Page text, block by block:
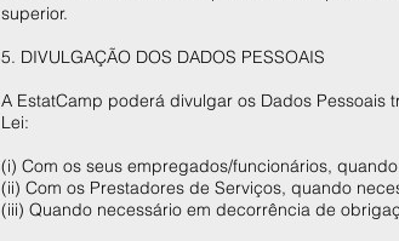
superior.
5. DIVULGAÇÃO DOS DADOS PESSOAIS
A EstatCamp poderá divulgar os Dados Pessoais
Lei:
(i) Com os seus empregados/funcionários,
(ii) Com os Prestadores de Serviços, quando
(iii) Quando necessário em decorrência de